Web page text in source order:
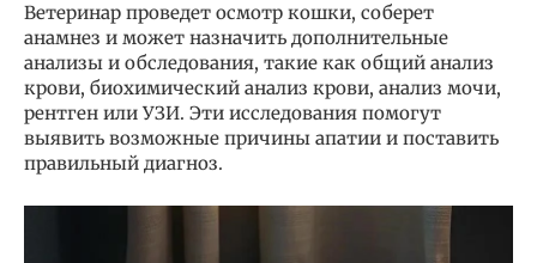
Ветеринар проведет осмотр кошки, соберет
анамнез и может назначить дополнительные
анализы и обследования, такие как общий анализ
крови, биохимический анализ крови, анализ мочи,
рентген или УЗИ. Эти исследования помогут
выявить возможные причины апатии и поставить
правильный диагноз.